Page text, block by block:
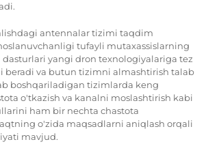
antennalar tizimi taqdim
tufayli mutaxassislarning
dasturlari yangi dron texnologiyalariga tez
beradi va butun tizimni almashtirish talab
boshqariladigan tizimlarda keng
o'tkazish va kanalni moslashtirish kabi
ham bir nechta chastota
o'zida maqsadlarni aniqlash orqali
mavjud.